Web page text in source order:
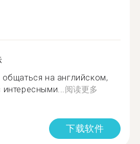
общаться на английском,
阅读更多
下载软件